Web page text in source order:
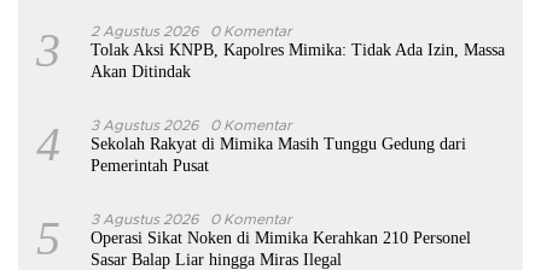
3 2 Agustus 2026 0 Komentar
Tolak Aksi KNPB, Kapolres Mimika: Tidak Ada Izin, Massa
Akan Ditindak
4 3 Agustus 2026 0 Komentar
Sekolah Rakyat di Mimika Masih Tunggu Gedung dari
Pemerintah Pusat
5 3 Agustus 2026 0 Komentar
Operasi Sikat Noken di Mimika Kerahkan 210 Personel
Sasar Balap Liar hingga Miras Ilegal